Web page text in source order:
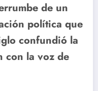
de un
política que
confundió la
con la voz de